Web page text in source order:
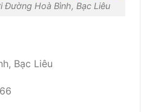
Đường Hoà Bình, Bạc Liêu
Bạc Liêu